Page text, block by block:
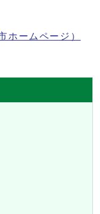
ホームページ）